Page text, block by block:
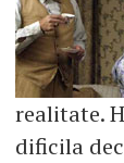
realitate.
dificila